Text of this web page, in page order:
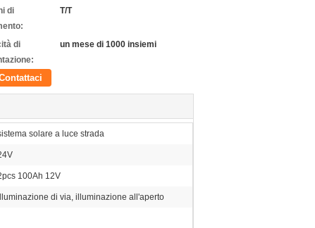
di
T/T
di
un mese di 1000 insiemi
solare a luce strada
100Ah 12V
Illuminazione di via, illuminazione all'aperto